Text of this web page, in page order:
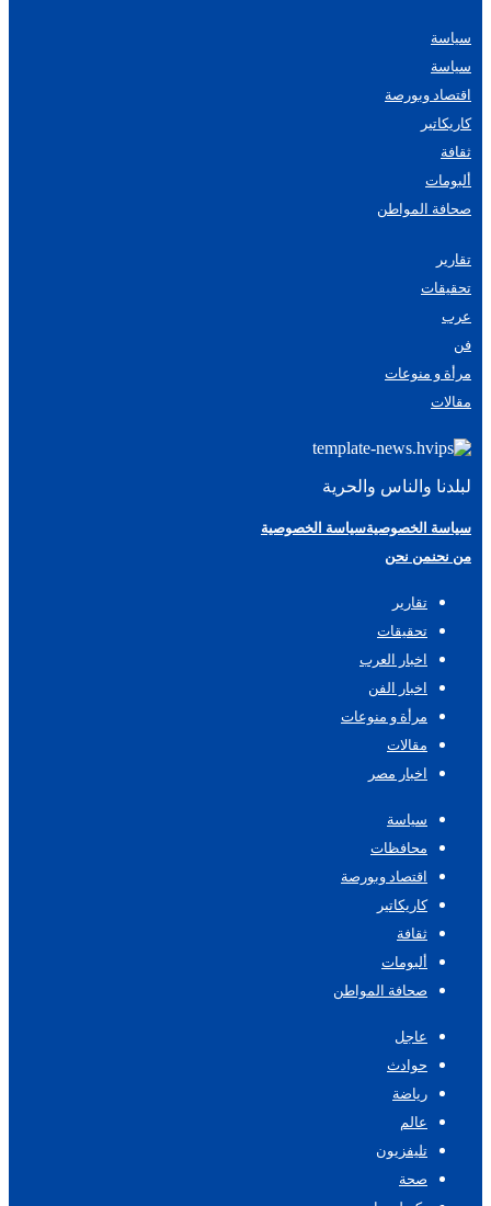
سياسة
سياسة
اقتصاد وبورصة
كاريكاتير
ثقافة
ألبومات
صحافة المواطن
تقارير
تحقيقات
عرب
فن
مرأة و منوعات
مقالات
لبلدنا والناس والحرية
سياسة الخصوصيةسياسة الخصوصية
من نحنمن نحن
تقارير
تحقيقات
اخبار العرب
اخبار الفن
مرأة و منوعات
مقالات
اخبار مصر
سياسة
محافظات
اقتصاد وبورصة
كاريكاتير
ثقافة
ألبومات
صحافة المواطن
عاجل
حوادث
رياضة
عالم
تليفزيون
صحة